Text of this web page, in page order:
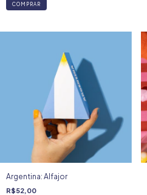
COMPRAR
Argentina: Alfajor
R$52,00